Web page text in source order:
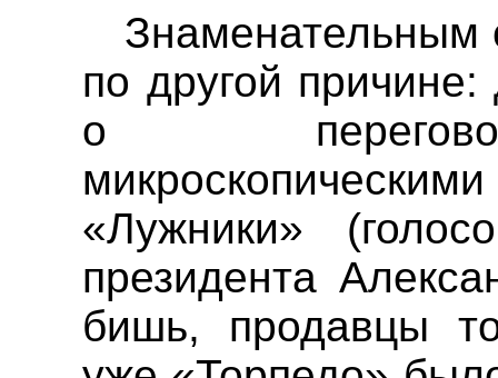
Знаменательным
по другой
о
«Лужники»
президента
бишь, продавцы